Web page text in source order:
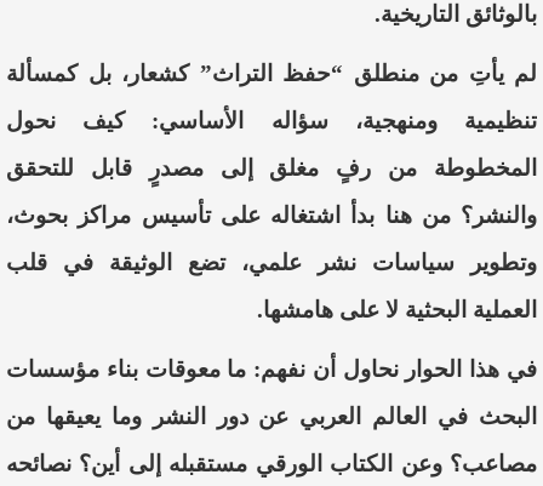
بالوثائق التاريخية.
لم يأتِ من منطلق “حفظ التراث” كشعار، بل كمسألة
تنظيمية ومنهجية، سؤاله الأساسي: كيف نحول
المخطوطة من رفٍ مغلق إلى مصدرٍ قابل للتحقق
والنشر؟ من هنا بدأ اشتغاله على تأسيس مراكز بحوث،
وتطوير سياسات نشر علمي، تضع الوثيقة في قلب
العملية البحثية لا على هامشها.
في هذا الحوار نحاول أن نفهم: ما معوقات بناء مؤسسات
البحث في العالم العربي عن دور النشر وما يعيقها من
مصاعب؟ وعن الكتاب الورقي مستقبله إلى أين؟ نصائحه